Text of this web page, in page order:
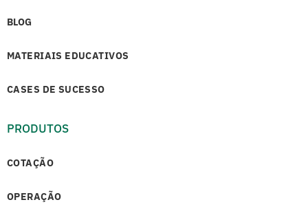
BLOG
MATERIAIS EDUCATIVOS
CASES DE SUCESSO
PRODUTOS
COTAÇÃO
OPERAÇÃO